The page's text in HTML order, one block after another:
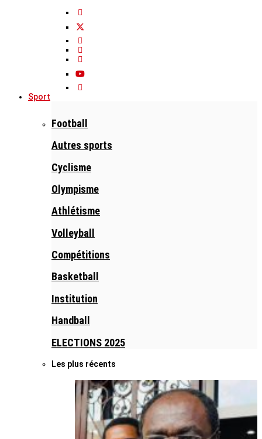
Sport
Football
Autres sports
Cyclisme
Olympisme
Athlétisme
Volleyball
Compétitions
Basketball
Institution
Handball
ELECTIONS 2025
Les plus récents